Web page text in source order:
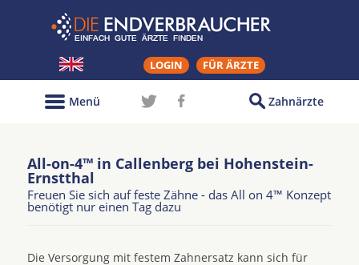
LOGIN FÜR ÄRZTE
Zahnärzte
Menü
All-on-4™ in Callenberg bei Hohenstein-
Ernstthal
Freuen Sie sich auf feste Zähne - das All on 4™ Konzept
benötigt nur einen Tag dazu
Die Versorgung mit festem Zahnersatz kann sich für